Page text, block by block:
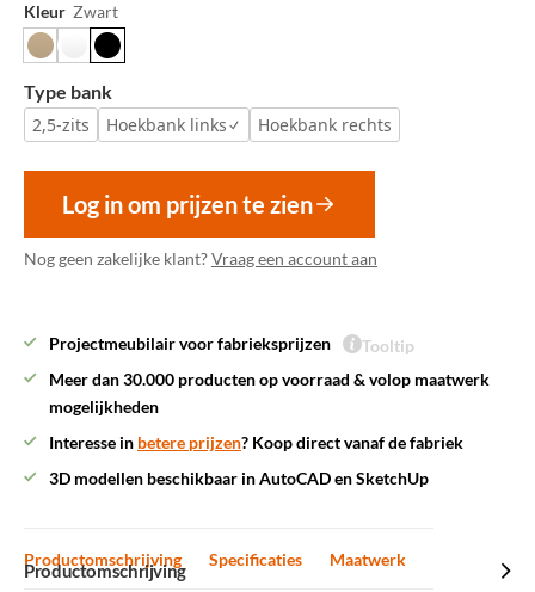
Kleur Zwart
Type bank
2,5-zits
Hoekbank links Hoekbank rechts
Log in om prijzen te zien
Nog geen zakelijke klant?Vraag een account aan
Projectmeubilair voor fabrieksprijzen
Tooltip
Meer dan 30.000 producten op voorraad & volop maatwerk
mogelijkheden
Interesse in betere prijzen? Koop direct vanaf de fabriek
3D modellen beschikbaar in AutoCAD en SketchUp
Productomschrijving Specificaties Maatwerk
Productomschrijving